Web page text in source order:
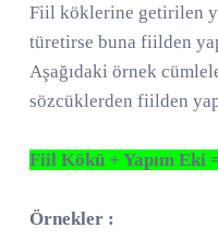
Fiil köklerine getirilen
türetirse buna fiilden
Aşağıdaki örnek
sözcüklerden fiilden
Fiil Kökü + Yapım Eki
Örnekler :